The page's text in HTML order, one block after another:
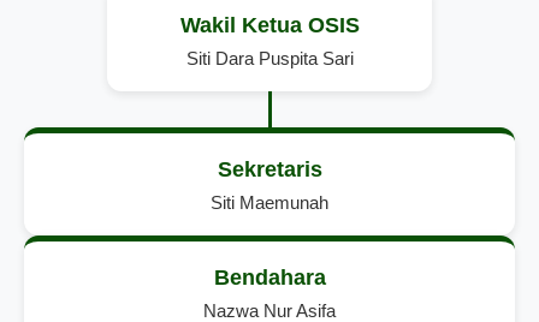
Wakil Ketua OSIS
Siti Dara Puspita Sari
Sekretaris
Siti Maemunah
Bendahara
Nazwa Nur Asifa